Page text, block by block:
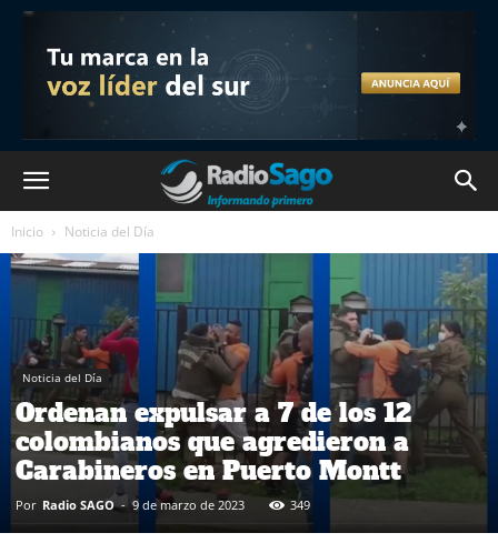
Inicio Noticia del Día
Noticia del Día
Ordenan expulsar a 7 de los 12
colombianos que agredieron a
Carabineros en Puerto Montt
Por Radio SAGO - 9 de marzo de 2023 349